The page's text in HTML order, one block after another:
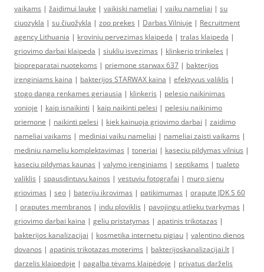
vaikams | žaidimui lauke | vaikiski nameliai | vaiku nameliai | su
ciuozykla | su čiuožykla | zoo prekes | Darbas Vilniuje | Recruitment
agency Lithuania | kroviniu pervezimas klaipeda | tralas klaipeda |
griovimo darbai klaipeda | siukliu isvezimas | klinkerio trinkeles |
biopreparatai nuotekoms | priemone starwax 637 | bakterijos
irenginiams kaina | bakterijos STARWAX kaina | efektyvus valiklis |
stogo danga renkames geriausia | klinkeris | pelesio naikinimas
vonioje | kaip isnaikinti | kaip naikinti pelesi | pelesiu naikinimo
priemone | naikinti pelesi | kiek kainuoja griovimo darbai | zaidimo
nameliai vaikams | mediniai vaiku nameliai | nameliai zaisti vaikams |
mediniu nameliu komplektavimas | toneriai | kaseciu pildymas vilnius |
kaseciu pildymas kaunas | valymo įrenginiams | septikams | tualeto
valiklis | spausdintuvu kainos | vestuviu fotografai | muro sienu
griovimas | seo | bateriju ikrovimas | patikimumas | orapute JDK S 60
| oraputes membranos | indu ploviklis | pavojingu atlieku tvarkymas |
griovimo darbai kaina | geliu pristatymas | apatinis trikotazas |
bakterijos kanalizacijai | kosmetika internetu pigiau | valentino dienos
dovanos | apatinis trikotazas moterims | bakterijoskanalizacijai.lt |
darzelis klaipedoje | pagalba tėvams klaipėdoje | privatus darželis